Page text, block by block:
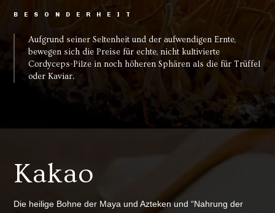
BESONDERHEIT
Aufgrund seiner Seltenheit und der aufwendigen Ernte,
bewegen sich die Preise für echte, nicht kultivierte
Cordyceps-Pilze in noch höheren Sphären als die für Trüffel
oder Kaviar.
Kakao
Die heilige Bohne der Maya und Azteken und “Nahrung der